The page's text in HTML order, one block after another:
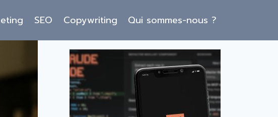
SEO Copywriting Qui sommes-nous ?